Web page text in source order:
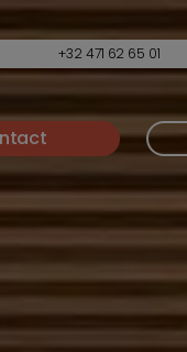
+32 471 62 65 01